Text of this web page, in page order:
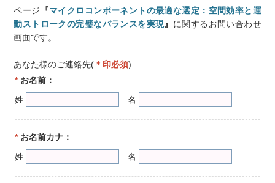
ページ 『マイクロコンポーネントの最適な選定：空間効率と運
動ストロークの完璧なバランスを実現』 に関するお問い合わせ
画面です。
あなた様のご連絡先( ＊印必須)
* お名前：
姓
名
* お名前カナ：
姓
名